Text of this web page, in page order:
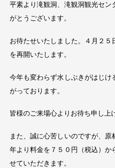
平素より滝観洞、滝観洞観光セン
がとうございます。
お待たせいたしました。４月２
を再開いたします。
今年も変わらず水しぶきがはじけ
がっております。
皆様のご来場心よりお待ち申し上
また、誠に心苦しいのですが、
年より料金を７５０円（税込）か
せていただきます。